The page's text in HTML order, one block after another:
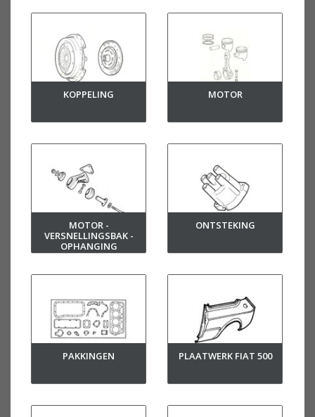
KOPPELING MOTOR
MOTOR -
VERSNELLINGSBAK -
OPHANGING
ONTSTEKING
PAKKINGEN PLAATWERK FIAT 500